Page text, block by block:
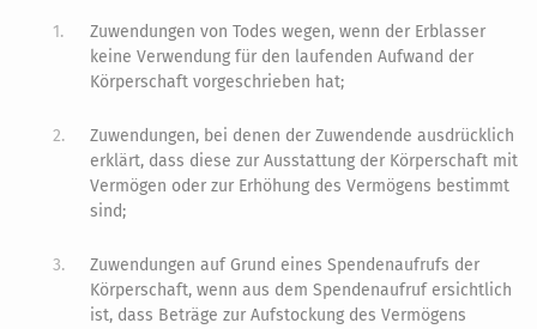
1.
Zuwendungen von Todes wegen, wenn der Erblasser
keine Verwendung für den laufenden Aufwand der
Körperschaft vorgeschrieben hat;
2.
Zuwendungen, bei denen der Zuwendende ausdrücklich
erklärt, dass diese zur Ausstattung der Körperschaft mit
Vermögen oder zur Erhöhung des Vermögens bestimmt
sind;
3.
Zuwendungen auf Grund eines Spendenaufrufs der
Körperschaft, wenn aus dem Spendenaufruf ersichtlich
ist, dass Beträge zur Aufstockung des Vermögens